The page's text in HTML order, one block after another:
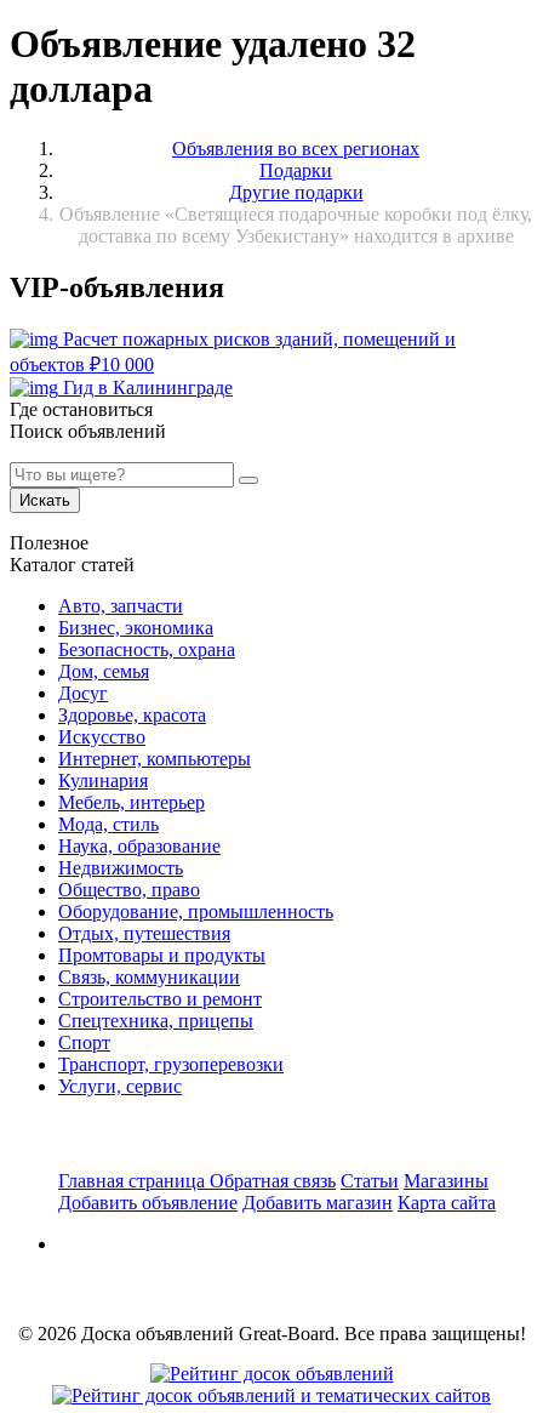
Объявление удалено 32
доллара
Объявления во всех регионах
Подарки
Другие подарки
Объявление «Светящиеся подарочные коробки под ёлку,
доставка по всему Узбекистану» находится в архиве
VIP-объявления
Расчет пожарных рисков зданий, помещений и
объектов ₽10 000
Гид в Калининграде
Где остановиться
Поиск объявлений
Искать
Полезное
Каталог статей
Авто, запчасти
Бизнес, экономика
Безопасность, охрана
Дом, семья
Досуг
Здоровье, красота
Искусство
Интернет, компьютеры
Кулинария
Мебель, интерьер
Мода, стиль
Наука, образование
Недвижимость
Общество, право
Оборудование, промышленность
Отдых, путешествия
Промтовары и продукты
Связь, коммуникации
Строительство и ремонт
Спецтехника, прицепы
Спорт
Транспорт, грузоперевозки
Услуги, сервис
Главная страница Обратная связь Статьи Магазины
Добавить объявление Добавить магазин Карта сайта
© 2026 Доска объявлений Great-Board. Все права защищены!